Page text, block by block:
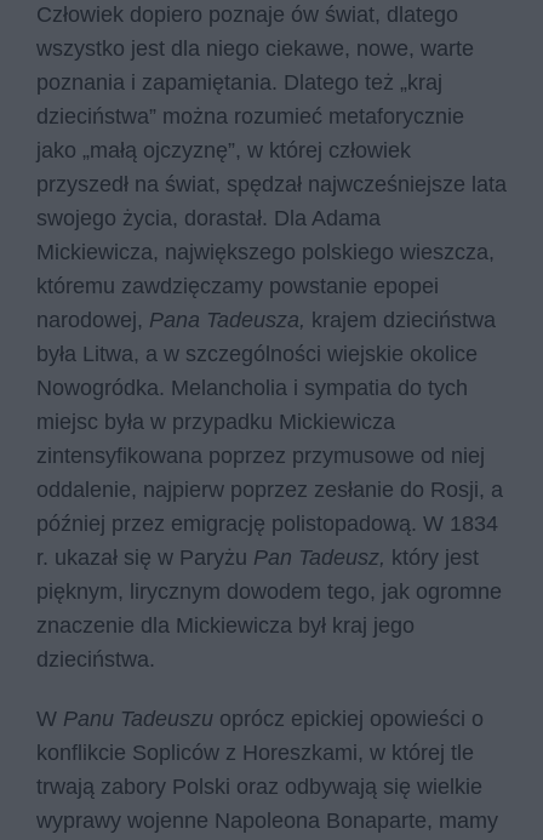
Człowiek dopiero poznaje ów świat, dlatego
wszystko jest dla niego ciekawe, nowe, warte
poznania i zapamiętania. Dlatego też „kraj
dzieciństwa” można rozumieć metaforycznie
jako „małą ojczyznę”, w której człowiek
przyszedł na świat, spędzał najwcześniejsze lata
swojego życia, dorastał. Dla Adama
Mickiewicza, największego polskiego wieszcza,
któremu zawdzięczamy powstanie epopei
narodowej, Pana Tadeusza, krajem dzieciństwa
była Litwa, a w szczególności wiejskie okolice
Nowogródka. Melancholia i sympatia do tych
miejsc była w przypadku Mickiewicza
zintensyfikowana poprzez przymusowe od niej
oddalenie, najpierw poprzez zesłanie do Rosji, a
później przez emigrację polistopadową. W 1834
r. ukazał się w Paryżu Pan Tadeusz, który jest
pięknym, lirycznym dowodem tego, jak ogromne
znaczenie dla Mickiewicza był kraj jego
dzieciństwa.
W Panu Tadeuszu oprócz epickiej opowieści o
konflikcie Sopliców z Horeszkami, w której tle
trwają zabory Polski oraz odbywają się wielkie
wyprawy wojenne Napoleona Bonaparte, mamy